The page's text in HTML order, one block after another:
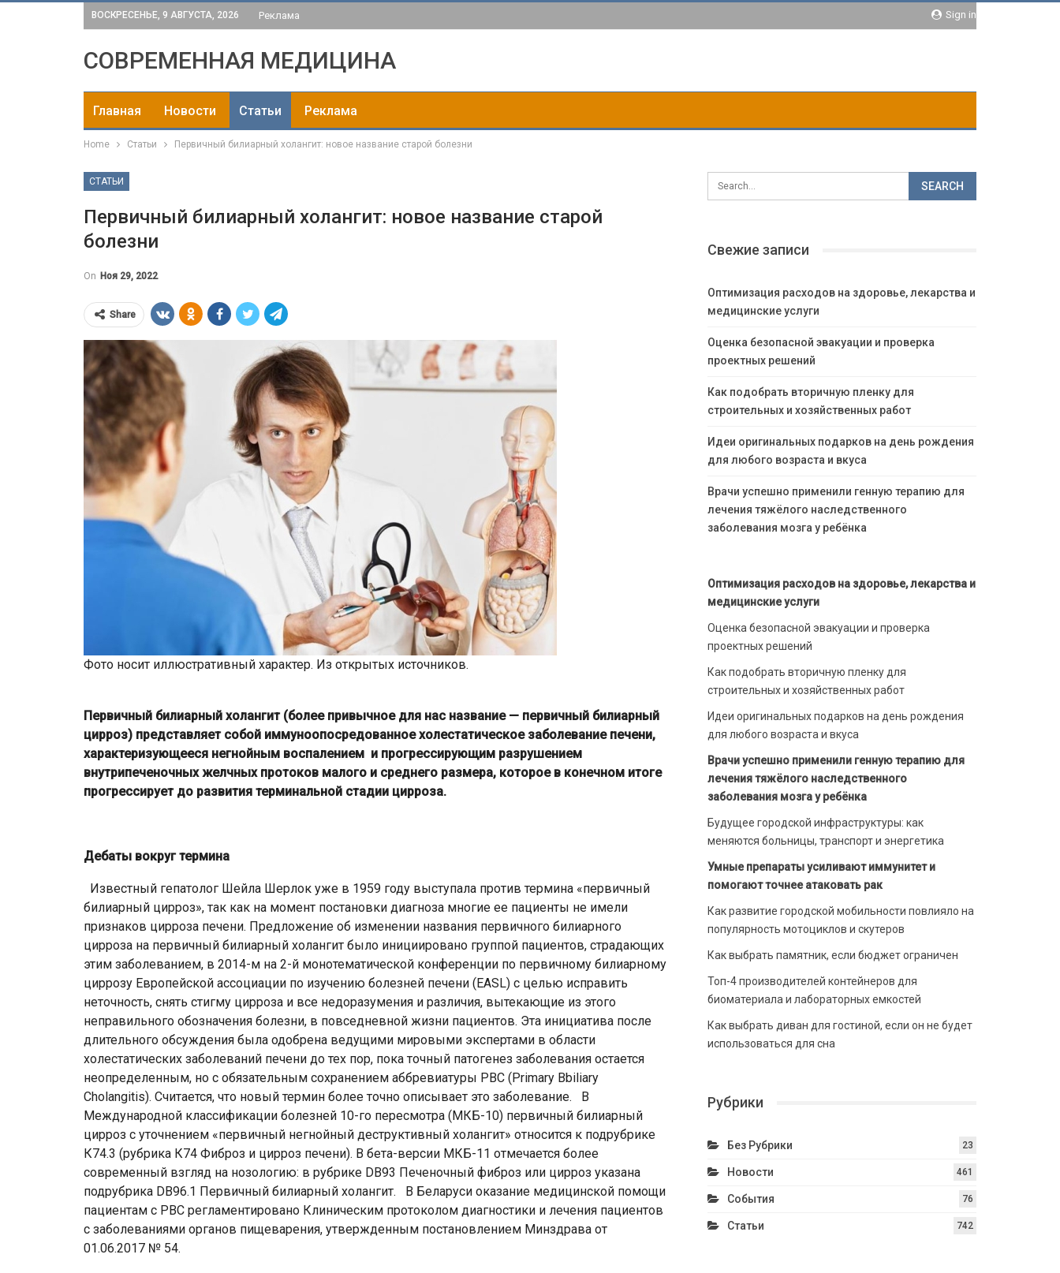
Sign in
ВОСКРЕСЕНЬЕ, 9 АВГУСТА, 2026 Реклама
СОВРЕМЕННАЯ МЕДИЦИНА
Главная Новости Статьи Реклама
Home Статьи Первичный билиарный холангит: новое название старой болезни
СТАТЬИ
Первичный билиарный холангит: новое название старой
болезни
On Ноя 29, 2022
Share
Фото носит иллюстративный характер. Из открытых источников.
Первичный билиарный холангит (более привычное для нас название — первичный билиарный
цирроз) представляет собой иммуноопосредованное холестатическое заболевание печени,
характеризующееся негнойным воспалением и прогрессирующим разрушением
внутрипеченочных желчных протоков малого и среднего размера, которое в конечном итоге
прогрессирует до развития терминальной стадии цирроза.
Дебаты вокруг термина
Известный гепатолог Шейла Шерлок уже в 1959 году выступала против термина «первичный
билиарный цирроз», так как на момент постановки диагноза многие ее пациенты не имели
признаков цирроза печени. Предложение об изменении названия первичного билиарного
цирроза на первичный билиарный холангит было инициировано группой пациентов, страдающих
этим заболеванием, в 2014-м на 2-й монотематической конференции по первичному билиарному
циррозу Европейской ассоциации по изучению болезней печени (EASL) с целью исправить
неточность, снять стигму цирроза и все недоразумения и различия, вытекающие из этого
неправильного обозначения болезни, в повседневной жизни пациентов. Эта инициатива после
длительного обсуждения была одобрена ведущими мировыми экспертами в области
холестатических заболеваний печени до тех пор, пока точный патогенез заболевания остается
неопределенным, но с обязательным сохранением аббревиатуры PBC (Primary Bbiliary
Cholangitis). Считается, что новый термин более точно описывает это заболевание. В
Международной классификации болезней 10-го пересмотра (МКБ-10) первичный билиарный
цирроз с уточнением «первичный негнойный деструктивный холангит» относится к подрубрике
К74.3 (рубрика К74 Фиброз и цирроз печени). В бета-версии МКБ-11 отмечается более
современный взгляд на нозологию: в рубрике DB93 Печеночный фиброз или цирроз указана
подрубрика DB96.1 Первичный билиарный холангит. В Беларуси оказание медицинской помощи
пациентам с РВС регламентировано Клиническим протоколом диагностики и лечения пациентов
с заболеваниями органов пищеварения, утвержденным постановлением Минздрава от
01.06.2017 № 54.
Свежие записи
Оптимизация расходов на здоровье, лекарства и
медицинские услуги
Оценка безопасной эвакуации и проверка
проектных решений
Как подобрать вторичную пленку для
строительных и хозяйственных работ
Идеи оригинальных подарков на день рождения
для любого возраста и вкуса
Врачи успешно применили генную терапию для
лечения тяжёлого наследственного
заболевания мозга у ребёнка
Оптимизация расходов на здоровье, лекарства и
медицинские услуги
Оценка безопасной эвакуации и проверка
проектных решений
Как подобрать вторичную пленку для
строительных и хозяйственных работ
Идеи оригинальных подарков на день рождения
для любого возраста и вкуса
Врачи успешно применили генную терапию для
лечения тяжёлого наследственного
заболевания мозга у ребёнка
Будущее городской инфраструктуры: как
меняются больницы, транспорт и энергетика
Умные препараты усиливают иммунитет и
помогают точнее атаковать рак
Как развитие городской мобильности повлияло на
популярность мотоциклов и скутеров
Как выбрать памятник, если бюджет ограничен
Топ-4 производителей контейнеров для
биоматериала и лабораторных емкостей
Как выбрать диван для гостиной, если он не будет
использоваться для сна
Рубрики
Без Рубрики 23
Новости 461
События 76
Статьи 742